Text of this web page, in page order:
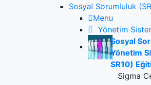
Sosyal Sorumluluk
Menu
Yönetim
Sosyal
Yönetim
SR10)
Sigma